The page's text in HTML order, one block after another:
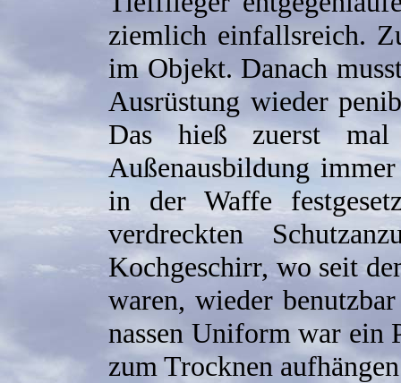
ziemlich einfallsreich.
im Objekt. Danach
Ausrüstung wieder
Das hieß zuerst
Außenausbildung
in der Waffe
verdreckten
Kochgeschirr, wo seit
waren, wieder
nassen Uniform war ein
zum Trocknen